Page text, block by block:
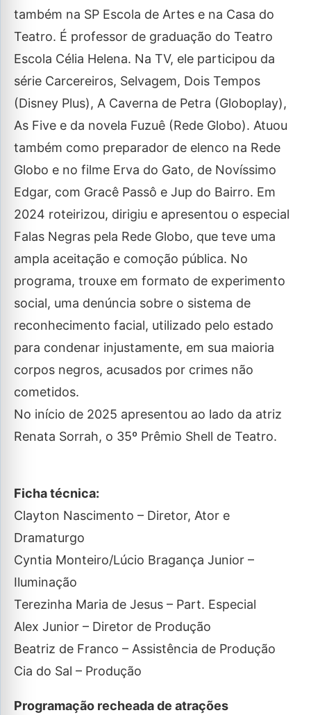
também na SP Escola de Artes e na Casa do
Teatro. É professor de graduação do Teatro
Escola Célia Helena. Na TV, ele participou da
série Carcereiros, Selvagem, Dois Tempos
(Disney Plus), A Caverna de Petra (Globoplay),
As Five e da novela Fuzuê (Rede Globo). Atuou
também como preparador de elenco na Rede
Globo e no filme Erva do Gato, de Novíssimo
Edgar, com Gracê Passô e Jup do Bairro. Em
2024 roteirizou, dirigiu e apresentou o especial
Falas Negras pela Rede Globo, que teve uma
ampla aceitação e comoção pública. No
programa, trouxe em formato de experimento
social, uma denúncia sobre o sistema de
reconhecimento facial, utilizado pelo estado
para condenar injustamente, em sua maioria
corpos negros, acusados por crimes não
cometidos.
No início de 2025 apresentou ao lado da atriz
Renata Sorrah, o 35º Prêmio Shell de Teatro.
Ficha técnica:
Clayton Nascimento – Diretor, Ator e
Dramaturgo
Cyntia Monteiro/Lúcio Bragança Junior –
Iluminação
Terezinha Maria de Jesus – Part. Especial
Alex Junior – Diretor de Produção
Beatriz de Franco – Assistência de Produção
Cia do Sal – Produção
Programação recheada de atrações